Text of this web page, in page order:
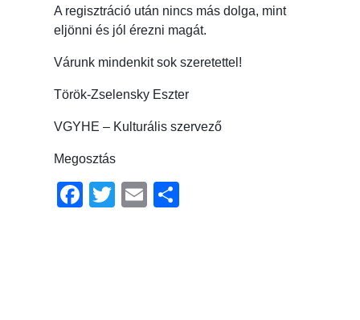
A regisztráció után nincs más dolga, mint
eljönni és jól érezni magát.
Várunk mindenkit sok szeretettel!
Török-Zselensky Eszter
VGYHE – Kulturális szervező
Megosztás
Facebook
TwitterEmail